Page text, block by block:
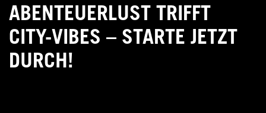
ABENTEUERLUST TRIFFT
CITY-VIBES – STARTE JETZT
DURCH!